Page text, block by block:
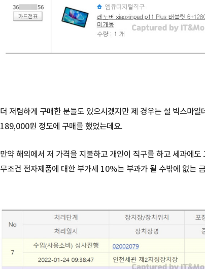
더 저렴하게 구매한 분들도 있으시겠지만 제 경우는 설 빅스마
189,000원 정도에 구매를 했었는데요.
만약 해외에서 저 가격을 지불하고 개인이 직구를 하고 세과에
무조건 전자제품에 대한 부가세 10%는 부과가 될 수밖에 없는